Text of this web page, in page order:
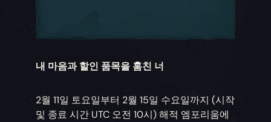
내 마음과 할인 품목을 훔친 너
2월 11일 토요일부터 2월 15일 수요일까지 (시작
및 종료 시간 UTC 오전 10시) 해적 엠포리움에